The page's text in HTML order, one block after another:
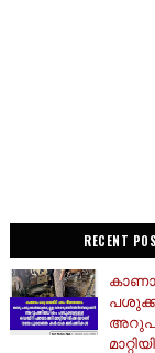
RECENT